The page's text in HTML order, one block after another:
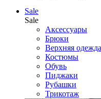
Sale
Sale
Аксессуары
Брюки
Верхняя одежда
Костюмы
Обувь
Пиджаки
Рубашки
Трикотаж